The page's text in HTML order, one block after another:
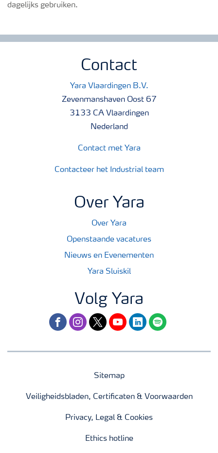
dagelijks gebruiken.
Contact
Yara Vlaardingen B.V.
Zevenmanshaven Oost 67
3133 CA Vlaardingen
Nederland
Contact met Yara
Contacteer het Industrial team
Over Yara
Over Yara
Openstaande vacatures
Nieuws en Evenementen
Yara Sluiskil
Volg Yara
facebookinstagram
twitteryoutubelinkedinspotify
Sitemap
Veiligheidsbladen, Certificaten & Voorwaarden
Privacy, Legal & Cookies
Ethics hotline